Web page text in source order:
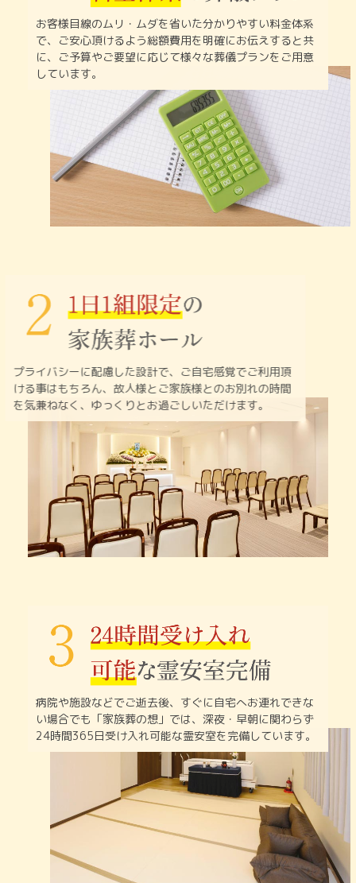
お客様目線のムリ・ムダを省いた分かりやすい料金体系
で、
ご安心頂けるよう総額費用を明確にお伝えすると共
に、
ご予算やご要望に応じて様々な葬儀プランをご用意
しています。
プライバシーに配慮した設計で、ご自宅感覚でご利用頂
ける事はもちろん、故人様とご家族様とのお別れの時間
を気兼ねなく、ゆっくりとお過ごしいただけます。
病院や施設などでご逝去後、すぐに自宅へお連れできな
い場合でも「家族葬の想」では、深夜・早朝に関わらず
24時間365日受け入れ可能な霊安室を完備しています。